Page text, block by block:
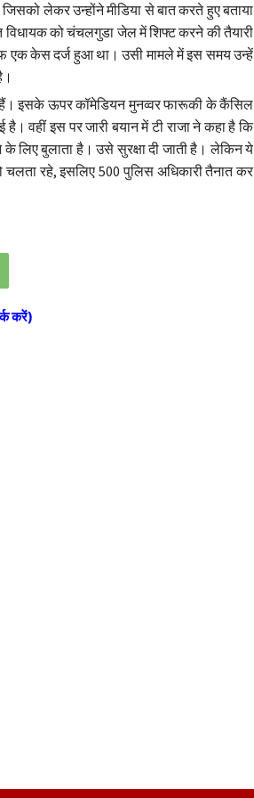
लेकर उन्होंने मीडिया से बात करते हुए बताया
विधायक को चंचलगुडा जेल में शिफ्ट करने की तैयारी
एक केस दर्ज हुआ था। उसी मामले में इस समय उन्हें
हैं। इसके ऊपर कॉमेडियन मुनव्वर फारूकी के कैंसिल
है। वहीं इस पर जारी बयान में टी राजा ने कहा है कि
लिए बुलाता है। उसे सुरक्षा दी जाती है। लेकिन ये
चलता रहे, इसलिए 500 पुलिस अधिकारी तैनात कर
करें)